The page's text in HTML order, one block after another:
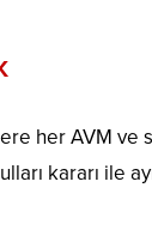
her AVM ve
kararı ile